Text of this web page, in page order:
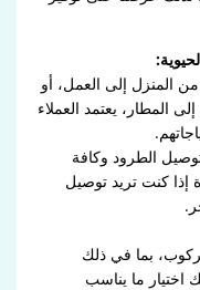
المنزل إلى العمل، أو
المطار، يعتمد العملاء
الطرود وكافة
إذا كنت تريد توصيل
بما في ذلك
اختيار ما يناسب